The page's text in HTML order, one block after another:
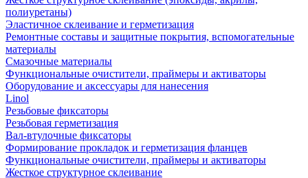
полиуретаны)
Эластичное склеивание и герметизация
Ремонтные составы и защитные покрытия, вспомогательные
материалы
Смазочные материалы
Функциональные очистители, праймеры и активаторы
Оборудование и аксессуары для нанесения
Linol
Резьбовые фиксаторы
Резьбовая герметизация
Вал-втулочные фиксаторы
Формирование прокладок и герметизация фланцев
Функциональные очистители, праймеры и активаторы
Жесткое структурное склеивание